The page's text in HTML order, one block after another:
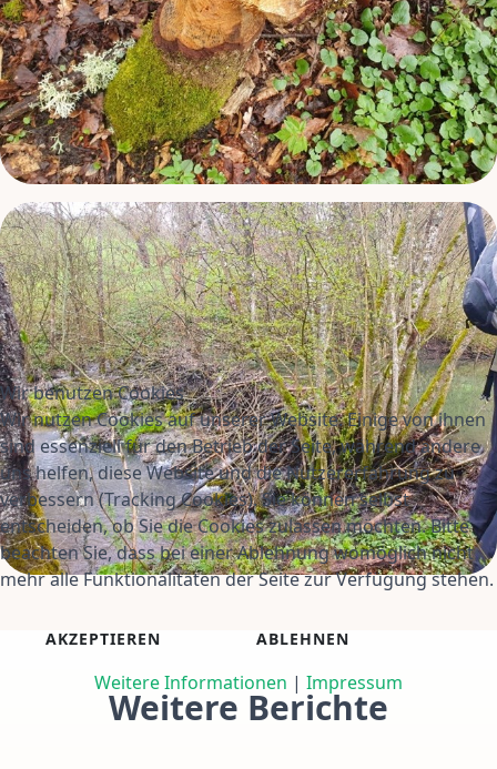
Weitere Berichte
Wir benutzen Cookies
Wir nutzen Cookies auf unserer Website. Einige von ihnen
sind essenziell für den Betrieb der Seite, während andere
uns helfen, diese Website und die Nutzererfahrung zu
verbessern (Tracking Cookies). Sie können selbst
entscheiden, ob Sie die Cookies zulassen möchten. Bitte
beachten Sie, dass bei einer Ablehnung womöglich nicht
mehr alle Funktionalitäten der Seite zur Verfügung stehen.
AKZEPTIEREN ABLEHNEN
Weitere Informationen | Impressum